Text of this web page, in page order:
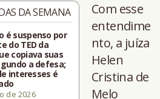
DA SEMANA
é suspenso por
do TED da
copiava suas
a defesa;
interesses é
de 2026
Com esse
entendime
nto, a juíza
Helen
Cristina de
Melo